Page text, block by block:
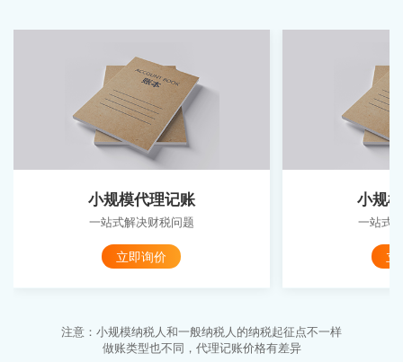
小规模代理记账
一站式解决财税问题
立即询价
小规
一站式
立
注意：小规模纳税人和一般纳税人的纳税起征点不一样
做账类型也不同，代理记账价格有差异